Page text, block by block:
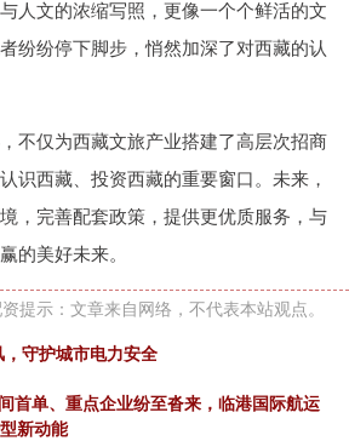
人文的浓缩写照，更像一个个鲜活的文
纷纷停下脚步，悄然加深了对西藏的认
不仅为西藏文旅产业搭建了高层次招商
识西藏、投资西藏的重要窗口。未来，
，完善配套政策，提供更优质服务，与
的美好未来。
提示：文章来自网络，不代表本站观点。
守护城市电力安全
首单、重点企业纷至沓来，临港国际航运
新动能